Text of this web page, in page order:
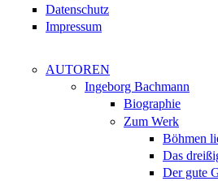
Datenschutz
Impressum
AUTOREN
Ingeborg Bachmann
Biographie
Zum Werk
Böhmen
Das
Der gute